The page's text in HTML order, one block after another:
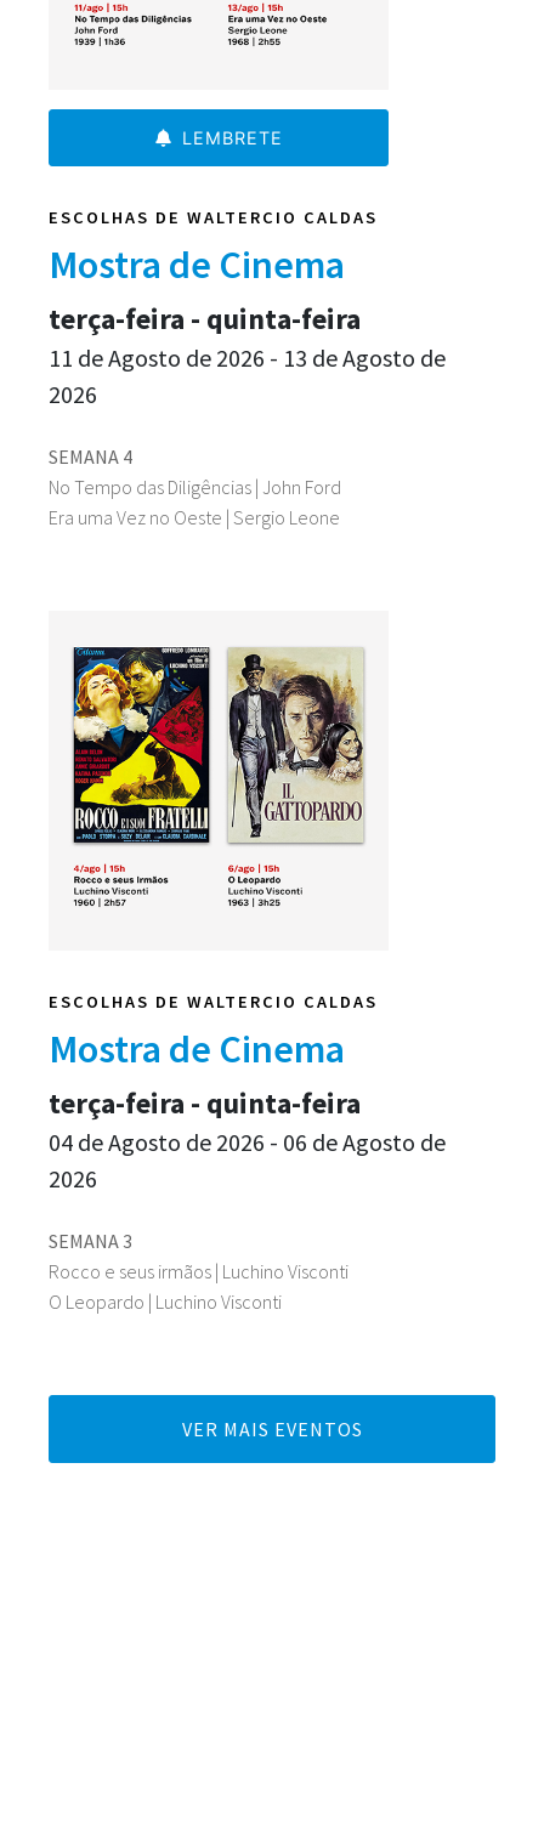
LEMBRETE
ESCOLHAS DE WALTERCIO CALDAS
Mostra de Cinema
SEMANA 4
No Tempo das Diligências | John Ford
Era uma Vez no Oeste | Sergio Leone
terça-feira - quinta-feira
11 de Agosto de 2026 - 13 de Agosto de
2026
ESCOLHAS DE WALTERCIO CALDAS
Mostra de Cinema
SEMANA 3
Rocco e seus irmãos | Luchino Visconti
O Leopardo | Luchino Visconti
terça-feira - quinta-feira
04 de Agosto de 2026 - 06 de Agosto de
2026
VER MAIS EVENTOS